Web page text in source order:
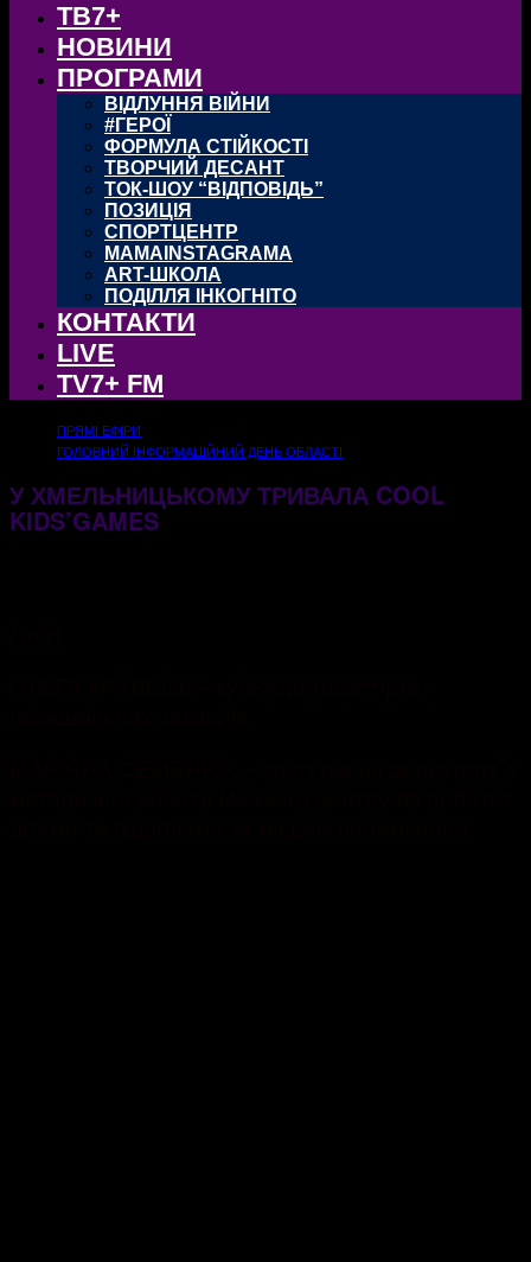
ТВ7+
НОВИНИ
ПРОГРАМИ
ВІДЛУННЯ ВІЙНИ
#ГЕРОЇ
ФОРМУЛА СТІЙКОСТІ
ТВОРЧИЙ ДЕСАНТ
ТОК-ШОУ “ВІДПОВІДЬ”
ПОЗИЦІЯ
СПОРТЦЕНТР
MAMAINSTAGRAMA
ART-ШКОЛА
ПОДІЛЛЯ ІНКОГНІТО
КОНТАКТИ
LIVE
TV7+ FM
ПРЯМІ ЕФІРИ
ГОЛОВНИЙ ІНФОРМАЦІЙНИЙ ДЕНЬ ОБЛАСТІ
У ХМЕЛЬНИЦЬКОМУ ТРИВАЛА COOL
KIDS’GAMES